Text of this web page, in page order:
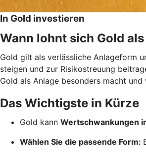
In Gold investieren
Wann lohnt sich Gold
Gold gilt als verlässliche Anlageform
steigen und zur Risikostreuung
Gold als Anlage besonders macht
Das Wichtigste in Kürze
Gold kann Wertschwankungen
Wählen Sie die passende Form: